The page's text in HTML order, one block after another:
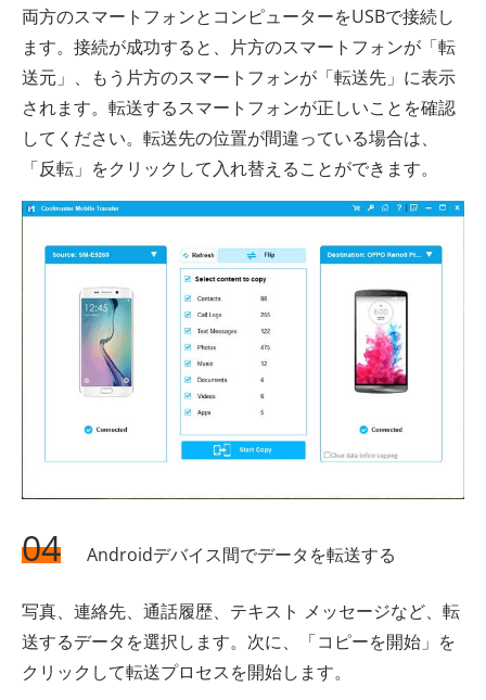
両方のスマートフォンとコンピューターをUSBで接続し
ます。接続が成功すると、片方のスマートフォンが「転
送元」、もう片方のスマートフォンが「転送先」に表示
されます。転送するスマートフォンが正しいことを確認
してください。転送先の位置が間違っている場合は、
「反転」をクリックして入れ替えることができます。
04 Androidデバイス間でデータを転送する
写真、連絡先、通話履歴、テキスト メッセージなど、転
送するデータを選択します。次に、「コピーを開始」を
クリックして転送プロセスを開始します。